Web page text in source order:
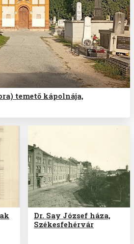
temető kápolnája,
Dr. Say József háza,
Székesfehérvár